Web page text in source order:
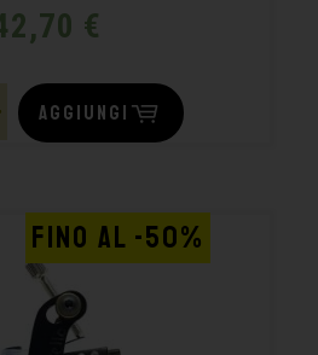
€
AGGIUNGI
FINO AL -50%